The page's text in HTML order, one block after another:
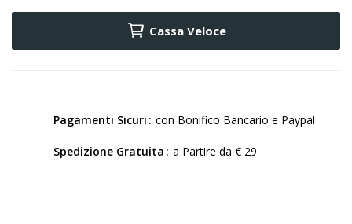
Cassa Veloce
Pagamenti Sicuri con Bonifico Bancario e Paypal
Spedizione Gratuita a Partire da € 29